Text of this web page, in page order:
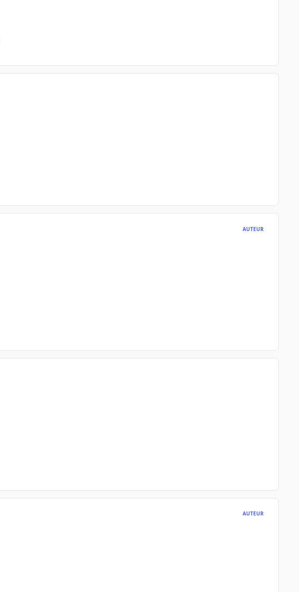
AUTEUR
AUTEUR